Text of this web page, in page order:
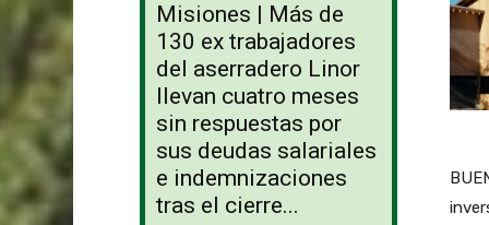
Misiones | Más de
130 ex trabajadores
del aserradero Linor
llevan cuatro meses
sin respuestas por
sus deudas salariales
e indemnizaciones
tras el cierre...